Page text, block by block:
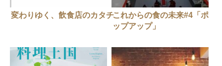
変わりゆく、飲食店のカタチこれからの食の未来#4「ポ
ップアップ」